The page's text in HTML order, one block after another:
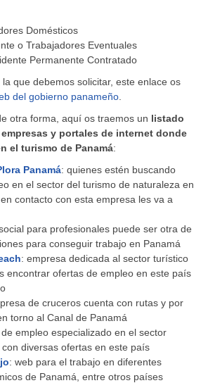
Domésticos
o Trabajadores Eventuales
Permanente Contratado
que debemos solicitar, este enlace os
del gobierno panameño
otra forma, aquí os traemos un listado
y portales de internet donde
el turismo de Panamá:
Panamá: quienes estén buscando
en el sector del turismo de naturaleza en
contacto con esta empresa les va a
para profesionales puede ser otra de
para conseguir trabajo en Panamá
: empresa dedicada al sector turístico
encontrar ofertas de empleo en este país
de cruceros cuenta con rutas y por
torno al Canal de Panamá
empleo especializado en el sector
diversas ofertas en este país
: web para el trabajo en diferentes
de Panamá, entre otros países